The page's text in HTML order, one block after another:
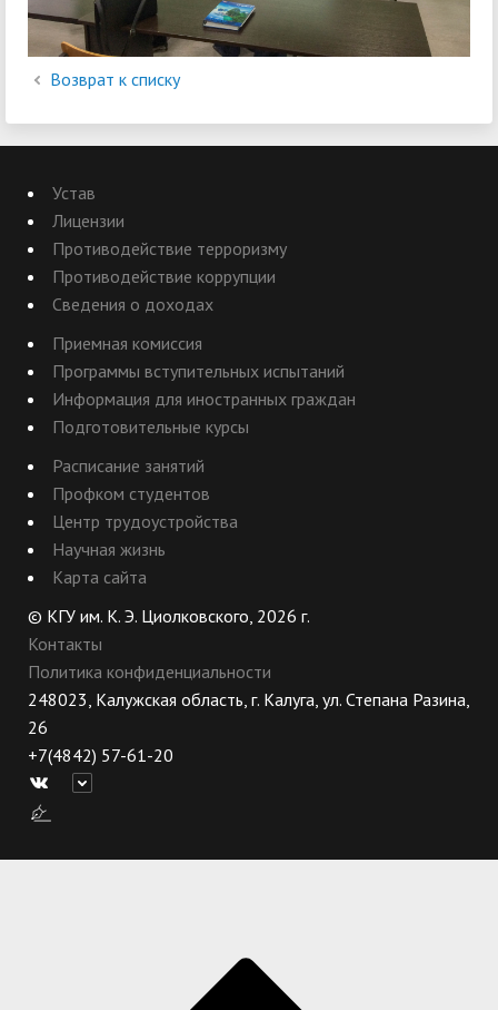
Возврат к списку
Устав
Лицензии
Противодействие терроризму
Противодействие коррупции
Сведения о доходах
Приемная комиссия
Программы вступительных испытаний
Информация для иностранных граждан
Подготовительные курсы
Расписание занятий
Профком студентов
Центр трудоустройства
Научная жизнь
Карта сайта
© КГУ им. К. Э. Циолковского, 2026 г.
Контакты
Политика конфиденциальности
248023, Калужская область, г. Калуга, ул. Степана Разина,
26
+7(4842) 57-61-20